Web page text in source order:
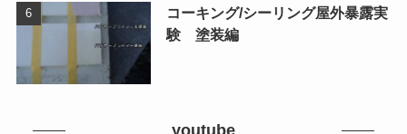
コーキング/シーリング屋外暴露実
験 塗装編